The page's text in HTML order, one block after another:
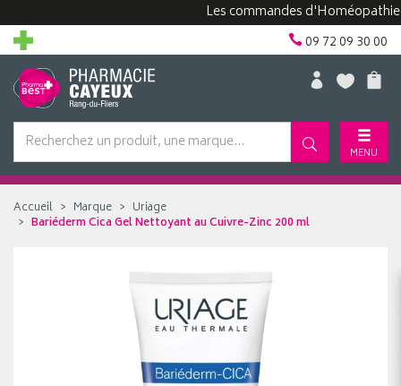
Les commandes d'Homéopathie
09 72 09 30 00
MENU
Accueil Marque
Uriage
Bariéderm Cica Gel Nettoyant au Cuivre-Zinc 200 ml